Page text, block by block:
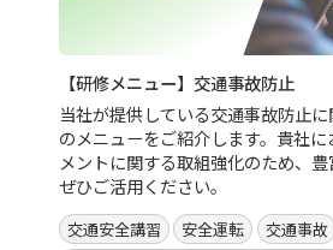
【研修メニュー】交通事故防止
当社が提供している交通事故防止
のメニューをご紹介します。貴社
メントに関する取組強化のため、
ぜひご活用ください。
交通安全講習 安全運転 交通事故